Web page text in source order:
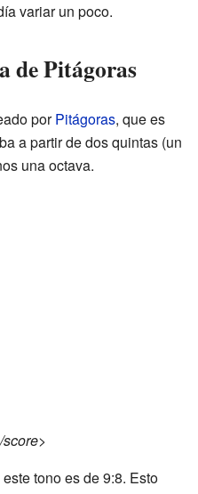
variar un poco.
de Pitágoras
porPitágoras, que es
a partir de dos quintas (un
una octava.
tono es de 9:8. Esto